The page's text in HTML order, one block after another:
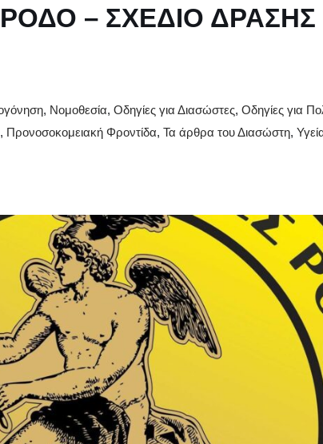
– ΣΧΕΔΙΟ ΔΡΑΣΗΣ
, Νομοθεσία, Οδηγίες για Διασώστες, Οδηγίες για
, Προνοσοκομειακή Φροντίδα, Τα άρθρα του Διασώστη,